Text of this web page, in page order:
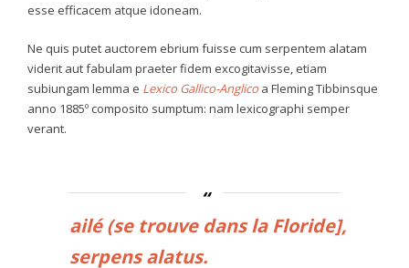
esse efficacem atque idoneam.
Ne quis putet auctorem ebrium fuisse cum serpentem alatam
viderit aut fabulam praeter fidem excogitavisse, etiam
subiungam lemma e Lexico Gallico-Anglico a Fleming Tibbinsque
anno 1885º composito sumptum: nam lexicographi semper
verant.
ailé (se trouve dans la Floride],
serpens alatus.